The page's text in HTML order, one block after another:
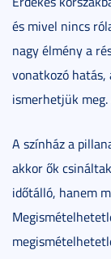
és mivel nincs
nagy élmény a
vonatkozó
ismerhetjük
A színház a
akkor ők
időtálló, hanem